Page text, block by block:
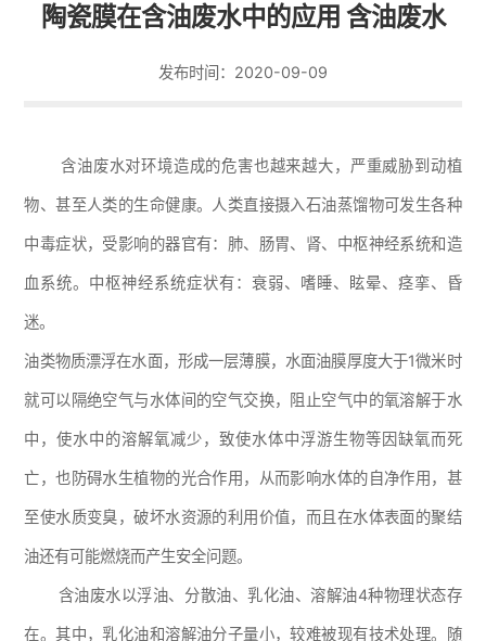
陶瓷膜在含油废水中的应用 含油废水
发布时间：2020-09-09
含油废水对环境造成的危害也越来越大，严重威胁到动植
物、甚至人类的生命健康。人类直接摄入石油蒸馏物可发生各种
中毒症状，受影响的器官有：肺、肠胃、肾、中枢神经系统和造
血系统。中枢神经系统症状有：衰弱、嗜睡、眩晕、痉挛、昏
迷。
油类物质漂浮在水面，形成一层薄膜，水面油膜厚度大于1微米时
就可以隔绝空气与水体间的空气交换，阻止空气中的氧溶解于水
中，使水中的溶解氧减少，致使水体中浮游生物等因缺氧而死
亡，也防碍水生植物的光合作用，从而影响水体的自净作用，甚
至使水质变臭，破坏水资源的利用价值，而且在水体表面的聚结
油还有可能燃烧而产生安全问题。
含油废水以浮油、分散油、乳化油、溶解油4种物理状态存
在。其中，乳化油和溶解油分子量小，较难被现有技术处理。随